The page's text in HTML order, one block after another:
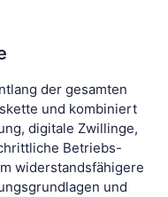
der gesamten
und kombiniert
digitale Zwillinge,
Betriebs-
widerstandsfähigere
und